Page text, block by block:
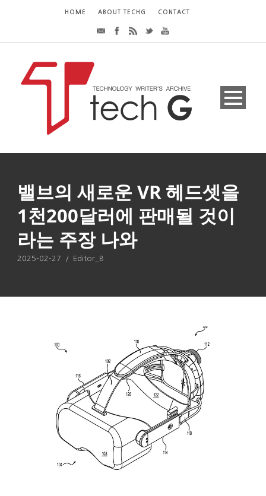
HOME ABOUT TECHG CONTACT
밸브의 새로운 VR 헤드셋을
1천200달러에 판매될 것이
라는 주장 나와
2025-02-27 / Editor_B